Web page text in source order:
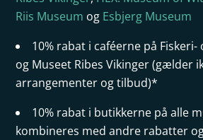
Riis Museum og Esbjerg Museum
10% rabat i caféerne på
og Museet Ribes Vikinger (gælder
arrangementer og tilbud)*
10% rabat i butikkerne på alle
kombineres med andre rabatter